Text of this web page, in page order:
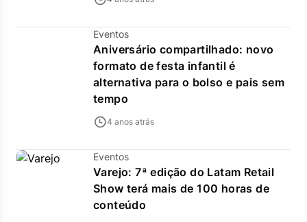
Eventos
Aniversário compartilhado: novo
formato de festa infantil é
alternativa para o bolso e pais sem
tempo
4 anos atrás
Eventos
Varejo: 7ª edição do Latam Retail
Show terá mais de 100 horas de
conteúdo